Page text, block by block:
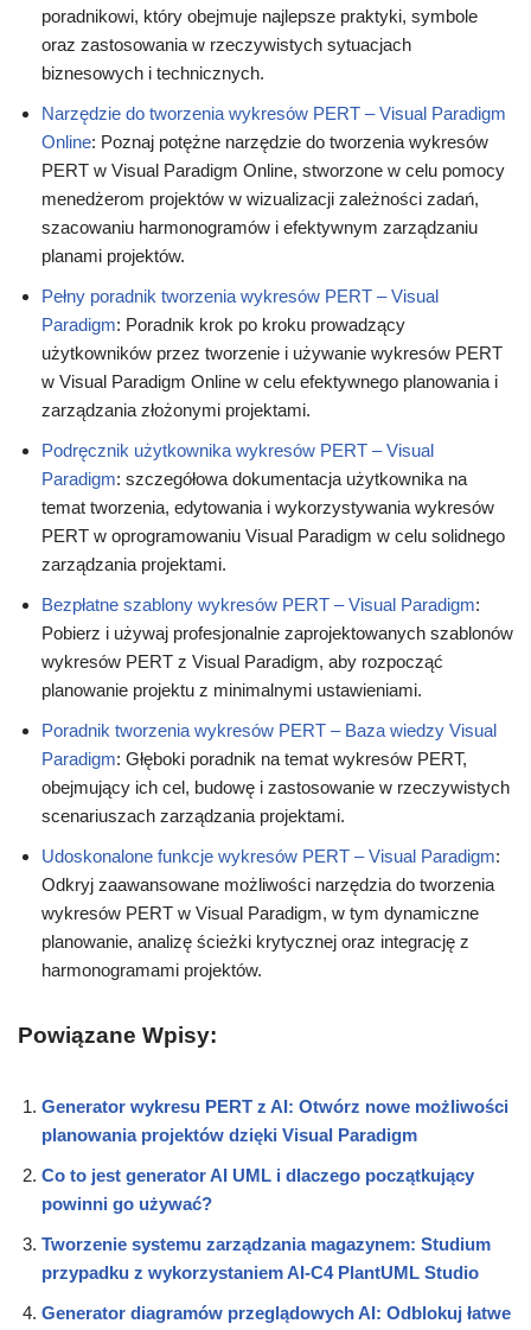
poradnikowi, który obejmuje najlepsze praktyki, symbole
oraz zastosowania w rzeczywistych sytuacjach
biznesowych i technicznych.
Narzędzie do tworzenia wykresów PERT – Visual Paradigm
Online: Poznaj potężne narzędzie do tworzenia wykresów
PERT w Visual Paradigm Online, stworzone w celu pomocy
menedżerom projektów w wizualizacji zależności zadań,
szacowaniu harmonogramów i efektywnym zarządzaniu
planami projektów.
Pełny poradnik tworzenia wykresów PERT – Visual
Paradigm: Poradnik krok po kroku prowadzący
użytkowników przez tworzenie i używanie wykresów PERT
w Visual Paradigm Online w celu efektywnego planowania i
zarządzania złożonymi projektami.
Podręcznik użytkownika wykresów PERT – Visual
Paradigm: szczegółowa dokumentacja użytkownika na
temat tworzenia, edytowania i wykorzystywania wykresów
PERT w oprogramowaniu Visual Paradigm w celu solidnego
zarządzania projektami.
Bezpłatne szablony wykresów PERT – Visual Paradigm:
Pobierz i używaj profesjonalnie zaprojektowanych szablonów
wykresów PERT z Visual Paradigm, aby rozpocząć
planowanie projektu z minimalnymi ustawieniami.
Poradnik tworzenia wykresów PERT – Baza wiedzy Visual
Paradigm: Głęboki poradnik na temat wykresów PERT,
obejmujący ich cel, budowę i zastosowanie w rzeczywistych
scenariuszach zarządzania projektami.
Udoskonalone funkcje wykresów PERT – Visual Paradigm:
Odkryj zaawansowane możliwości narzędzia do tworzenia
wykresów PERT w Visual Paradigm, w tym dynamiczne
planowanie, analizę ścieżki krytycznej oraz integrację z
harmonogramami projektów.
Powiązane Wpisy:
Generator wykresu PERT z AI: Otwórz nowe możliwości
planowania projektów dzięki Visual Paradigm
Co to jest generator AI UML i dlaczego początkujący
powinni go używać?
Tworzenie systemu zarządzania magazynem: Studium
przypadku z wykorzystaniem AI-C4 PlantUML Studio
Generator diagramów przeglądowych AI: Odblokuj łatwe